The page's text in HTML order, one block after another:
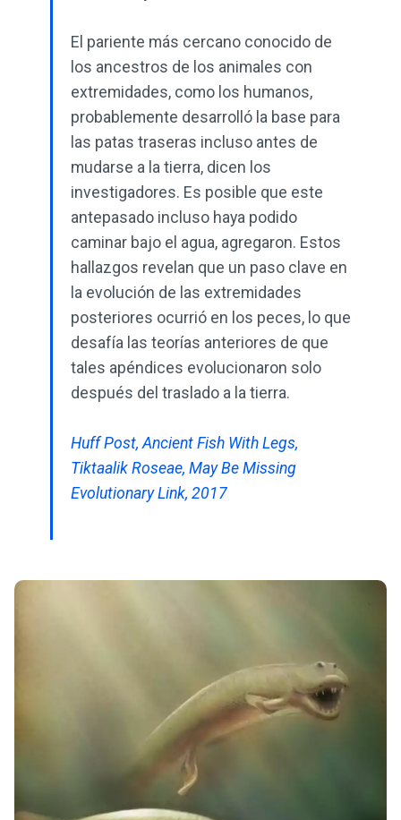
El pariente más cercano conocido de
los ancestros de los animales con
extremidades, como los humanos,
probablemente desarrolló la base para
las patas traseras incluso antes de
mudarse a la tierra, dicen los
investigadores. Es posible que este
antepasado incluso haya podido
caminar bajo el agua, agregaron. Estos
hallazgos revelan que un paso clave en
la evolución de las extremidades
posteriores ocurrió en los peces, lo que
desafía las teorías anteriores de que
tales apéndices evolucionaron solo
después del traslado a la tierra.
Huff Post, Ancient Fish With Legs,
Tiktaalik Roseae, May Be Missing
Evolutionary Link, 2017